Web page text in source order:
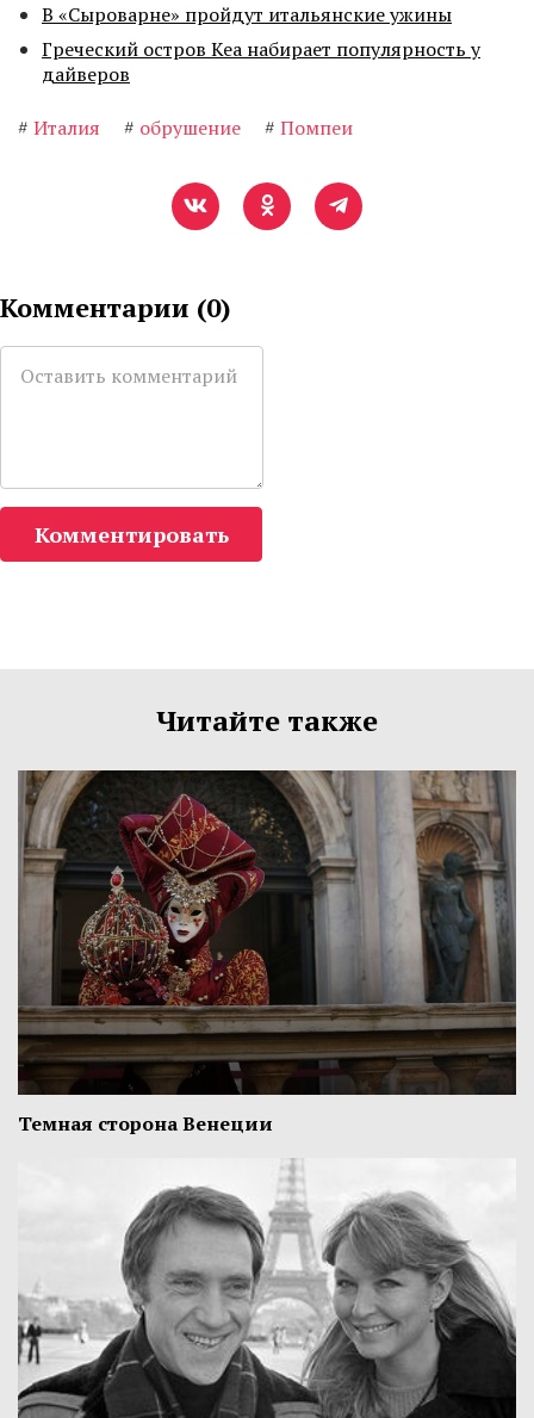
В «Сыроварне» пройдут итальянские ужины
Греческий остров Кеа набирает популярность у
дайверов
# Италия # обрушение # Помпеи
Комментарии (0)
Комментировать
Читайте также
Темная сторона Венеции